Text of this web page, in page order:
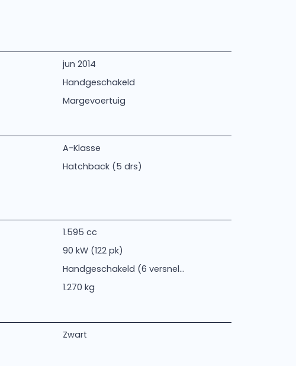
jun 2014
Handgeschakeld
Margevoertuig
A-Klasse
Hatchback (5 drs)
1.595 cc
90 kW (122 pk)
Handgeschakeld (6 versnel...
1.270 kg
Zwart